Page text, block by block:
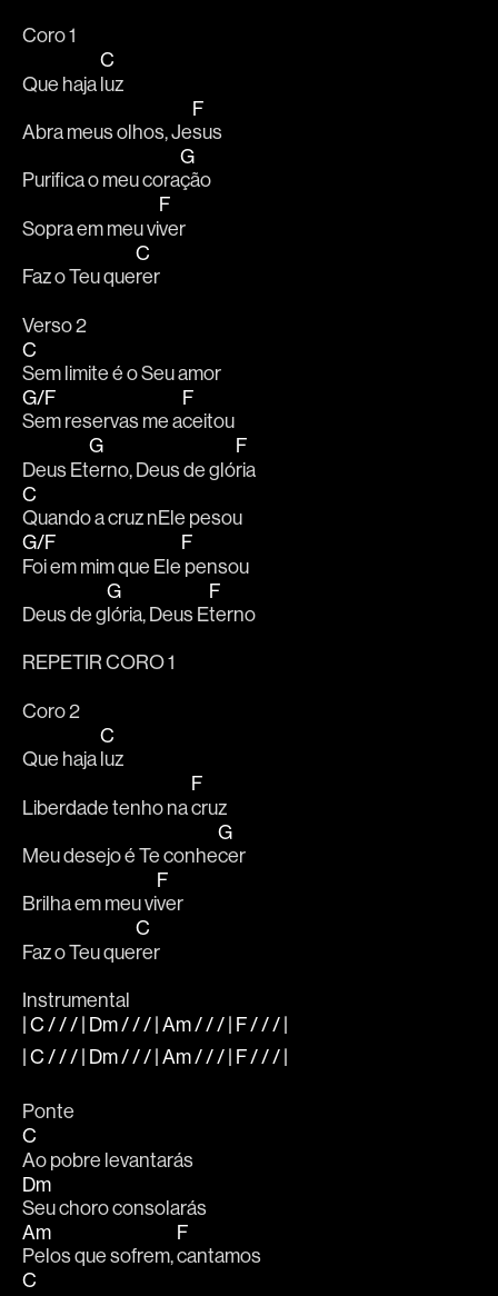
Coro 1
Que haja
C
luz
Abra meus olhos, Je
F
sus
Purifica o meu cora
G
ção
Sopra em meu vi
F
ver
Faz o Teu que
C
rer
Verso 2
C
Sem limite é o Seu amor
G/F
Sem reservas me a
F
ceitou
Deus Et
G
erno, Deus de gló
F
ria
C
Quando a cruz nEle pesou
G/F
Foi em mim que Ele
F
pensou
Deus de g
G
lória, Deus E
F
terno
REPETIR CORO 1
Coro 2
Que haja
C
luz
Liberdade tenho na
F
cruz
Meu desejo é Te conhe
G
cer
Brilha em meu vi
F
ver
Faz o Teu que
C
rer
Instrumental
| C / / / | Dm / / / | Am / / / | F / / / |
| C / / / | Dm / / / | Am / / / | F / / / |
Ponte
C
Ao pobre levantarás
Dm
Seu choro consolarás
Am
Pelos que sofrem,
F
cantamos
C